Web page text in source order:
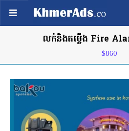
លក់និងតម្លើង Fire
$860